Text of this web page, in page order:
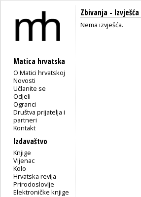
Matica hrvatska
O Matici hrvatskoj
Novosti
Učlanite se
Odjeli
Ogranci
Društva prijatelja i
partneri
Kontakt
Izdavaštvo
Knjige
Vijenac
Kolo
Hrvatska revija
Prirodoslovlje
Elektroničke knjige
Zbivanja - Izvješća
Nema izvješća.